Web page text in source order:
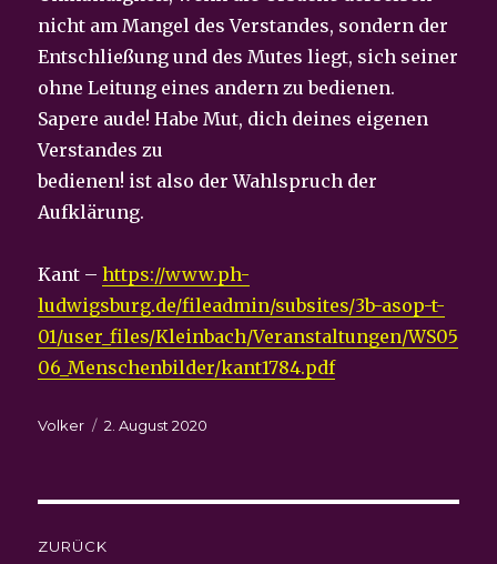
nicht am Mangel des Verstandes, sondern der
Entschließung und des Mutes liegt, sich seiner
ohne Leitung eines andern zu bedienen.
Sapere aude! Habe Mut, dich deines eigenen
Verstandes zu
bedienen! ist also der Wahlspruch der
Aufklärung.
Kant –https://www.ph-
ludwigsburg.de/fileadmin/subsites/3b-asop-t-
01/user_files/Kleinbach/Veranstaltungen/WS05
06_Menschenbilder/kant1784.pdf
Autor
Volker
Veröffentlicht
2. August 2020
ZURÜCK